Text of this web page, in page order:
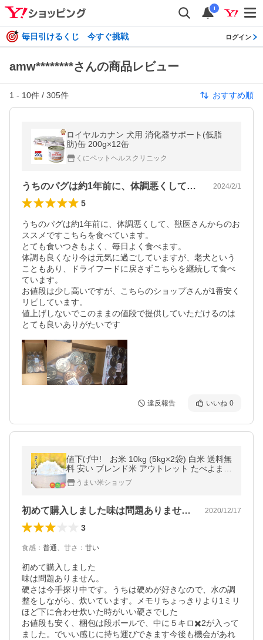
i
毎日引けるくじ 今すぐ挑戦 ログイン
amw********さんの商品レビュー
1 - 10件 / 305件 おすすめ順
ロイヤルカナン 犬用 消化器サポート(低脂
肪)缶 200g×12缶
くにペットヘルスクリニック
うちのパグは約1年前に、体調悪くして、… 2024/2/1
5
うちのパグは約1年前に、体調悪くして、獣医さんからのお
ススメですこちらを食べています。
とても食いつきもよく、毎日よく食べます。
体調も良くなり今は元気に過ごしていますが、老犬という
こともあり、ドライフードに戻さずこちらを継続して食べ
ています。
お値段は少し高いですが、こちらのショップさんが1番安く
リピしています。
値上げしないでこのままの値段で提供していただけるのは
とても良いありがたいです
違反報告 いいね 0
値下げ中! お米 10kg (5kg×2袋) 白米 送料無
料 安い ブレンド米 アウトレット たべよまい
訳あり うまい米ショップ
うまい米ショップ
初めて購入しました味は問題ありません。… 2020/12/17
3
食感 ： 普通、 甘さ ： 甘い
初めて購入しました
味は問題ありません。
硬さは今手探り中です。うちは硬めが好きなので、水の調
整をしながら、炊いています。メモリちょっきりより1ミリ
ほど下に合わせ炊いた時がいい硬さでした
お値段も安く、梱包は段ボールで、中に５キロ✖️2が入って
ました。でいい感じに持ち運びできます今後も機会があれ